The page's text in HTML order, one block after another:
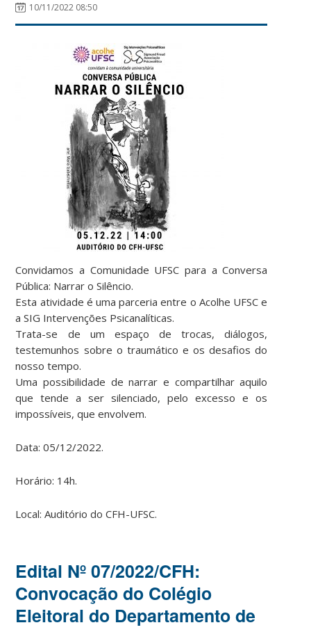
10/11/2022 08:50
Convidamos a Comunidade UFSC para a Conversa
Pública: Narrar o Silêncio.
Esta atividade é uma parceria entre o Acolhe UFSC e
a SIG Intervenções Psicanalíticas.
Trata-se de um espaço de trocas, diálogos,
testemunhos sobre o traumático e os desafios do
nosso tempo.
Uma possibilidade de narrar e compartilhar aquilo
que tende a ser silenciado, pelo excesso e os
impossíveis, que envolvem.
Data: 05/12/2022.
Horário: 14h.
Local: Auditório do CFH-UFSC.
Edital Nº 07/2022/CFH:
Convocação do Colégio
Eleitoral do Departamento de